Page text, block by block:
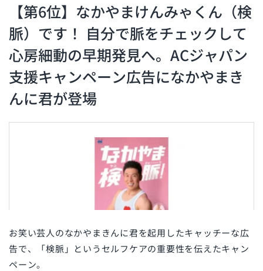
【第6位】なかやまけんみゃくん（検
脈）です！ 自分で脈をチェックして
心房細動の早期発見へ。ACジャパン
支援キャンペーン広告になかやまき
んに君が登場
お笑い芸人のなかやまきんに君を起用したキャッチーな広
告で、「検脈」というセルフケアの重要性を伝えたキャン
ペーン。